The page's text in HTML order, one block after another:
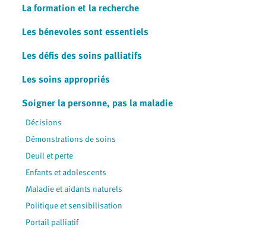
La formation et la recherche
Les bénevoles sont essentiels
Les défis des soins palliatifs
Les soins appropriés
Soigner la personne, pas la maladie
Décisions
Démonstrations de soins
Deuil et perte
Enfants et adolescents
Maladie et aidants naturels
Politique et sensibilisation
Portail palliatif